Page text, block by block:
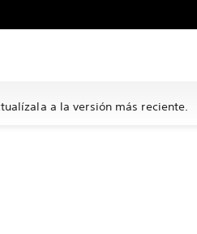
a la versión más reciente.